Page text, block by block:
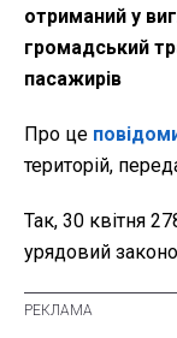
отриманий у
громадський
пасажирів
Про це
територій,
Так, 30 квітня
урядовий